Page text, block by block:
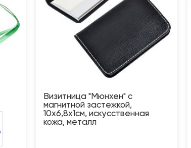
Визитница "Мюнхен" с
магнитной застежкой,
10х6,8х1см, искусственная
кожа, металл